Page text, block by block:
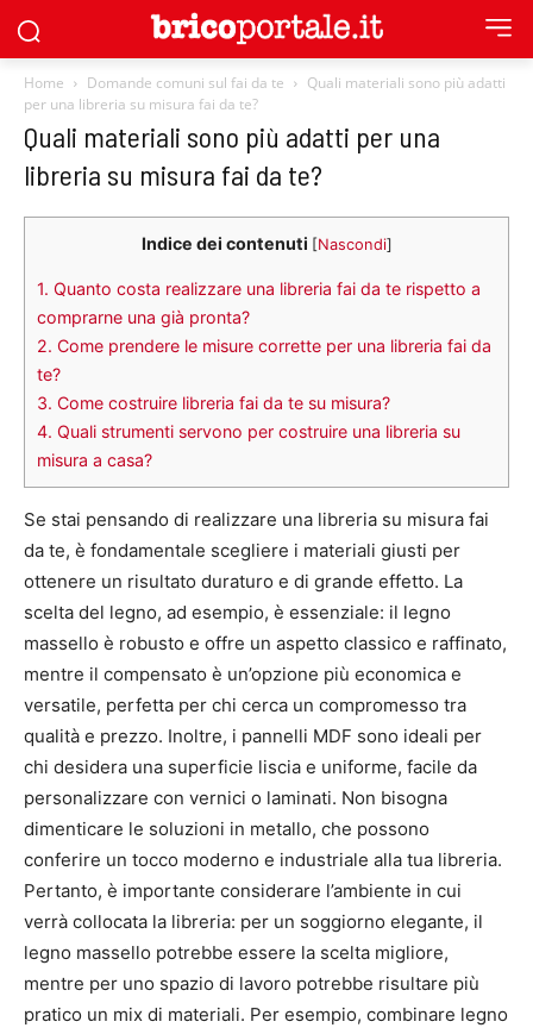
Home Domande comuni sul fai da te
Quali materiali sono più adatti
per una libreria su misura fai da te?
Quali materiali sono più adatti per una
libreria su misura fai da te?
Indice dei contenuti [Nascondi]
1. Quanto costa realizzare una libreria fai da te rispetto a
comprarne una già pronta?
2. Come prendere le misure corrette per una libreria fai da
te?
3. Come costruire libreria fai da te su misura?
4. Quali strumenti servono per costruire una libreria su
misura a casa?
Se stai pensando di realizzare una libreria su misura fai
da te, è fondamentale scegliere i materiali giusti per
ottenere un risultato duraturo e di grande effetto. La
scelta del legno, ad esempio, è essenziale: il legno
massello è robusto e offre un aspetto classico e raffinato,
mentre il compensato è un’opzione più economica e
versatile, perfetta per chi cerca un compromesso tra
qualità e prezzo. Inoltre, i pannelli MDF sono ideali per
chi desidera una superficie liscia e uniforme, facile da
personalizzare con vernici o laminati. Non bisogna
dimenticare le soluzioni in metallo, che possono
conferire un tocco moderno e industriale alla tua libreria.
Pertanto, è importante considerare l’ambiente in cui
verrà collocata la libreria: per un soggiorno elegante, il
legno massello potrebbe essere la scelta migliore,
mentre per uno spazio di lavoro potrebbe risultare più
pratico un mix di materiali. Per esempio, combinare legno